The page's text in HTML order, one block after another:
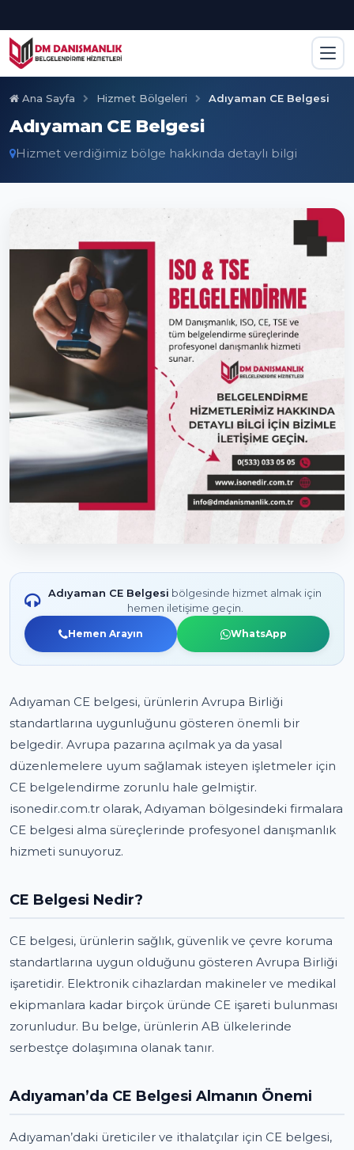
Ana Sayfa Hizmet Bölgeleri Adıyaman CE Belgesi
Adıyaman CE Belgesi
Hizmet verdiğimiz bölge hakkında detaylı bilgi
Adıyaman CE Belgesi bölgesinde hizmet almak için
hemen iletişime geçin.
Hemen Arayın WhatsApp
Adıyaman CE belgesi, ürünlerin Avrupa Birliği
standartlarına uygunluğunu gösteren önemli bir
belgedir. Avrupa pazarına açılmak ya da yasal
düzenlemelere uyum sağlamak isteyen işletmeler için
CE belgelendirme zorunlu hale gelmiştir.
isonedir.com.tr olarak, Adıyaman bölgesindeki firmalara
CE belgesi alma süreçlerinde profesyonel danışmanlık
hizmeti sunuyoruz.
CE Belgesi Nedir?
CE belgesi, ürünlerin sağlık, güvenlik ve çevre koruma
standartlarına uygun olduğunu gösteren Avrupa Birliği
işaretidir. Elektronik cihazlardan makineler ve medikal
ekipmanlara kadar birçok üründe CE işareti bulunması
zorunludur. Bu belge, ürünlerin AB ülkelerinde
serbestçe dolaşımına olanak tanır.
Adıyaman’da CE Belgesi Almanın Önemi
Adıyaman’daki üreticiler ve ithalatçılar için CE belgesi,